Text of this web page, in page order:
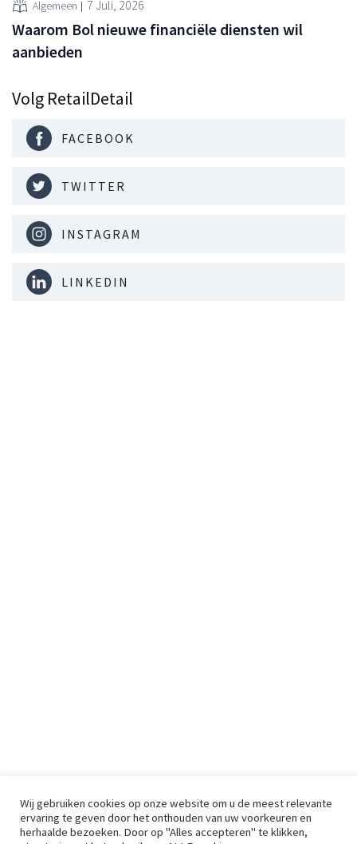
Algemeen 7 Juli, 2026
Waarom Bol nieuwe financiële diensten wil
aanbieden
Volg RetailDetail
FACEBOOK
TWITTER
INSTAGRAM
LINKEDIN
Wij gebruiken cookies op onze website om u de meest relevante
ervaring te geven door het onthouden van uw voorkeuren en
herhaalde bezoeken. Door op "Alles accepteren" te klikken,